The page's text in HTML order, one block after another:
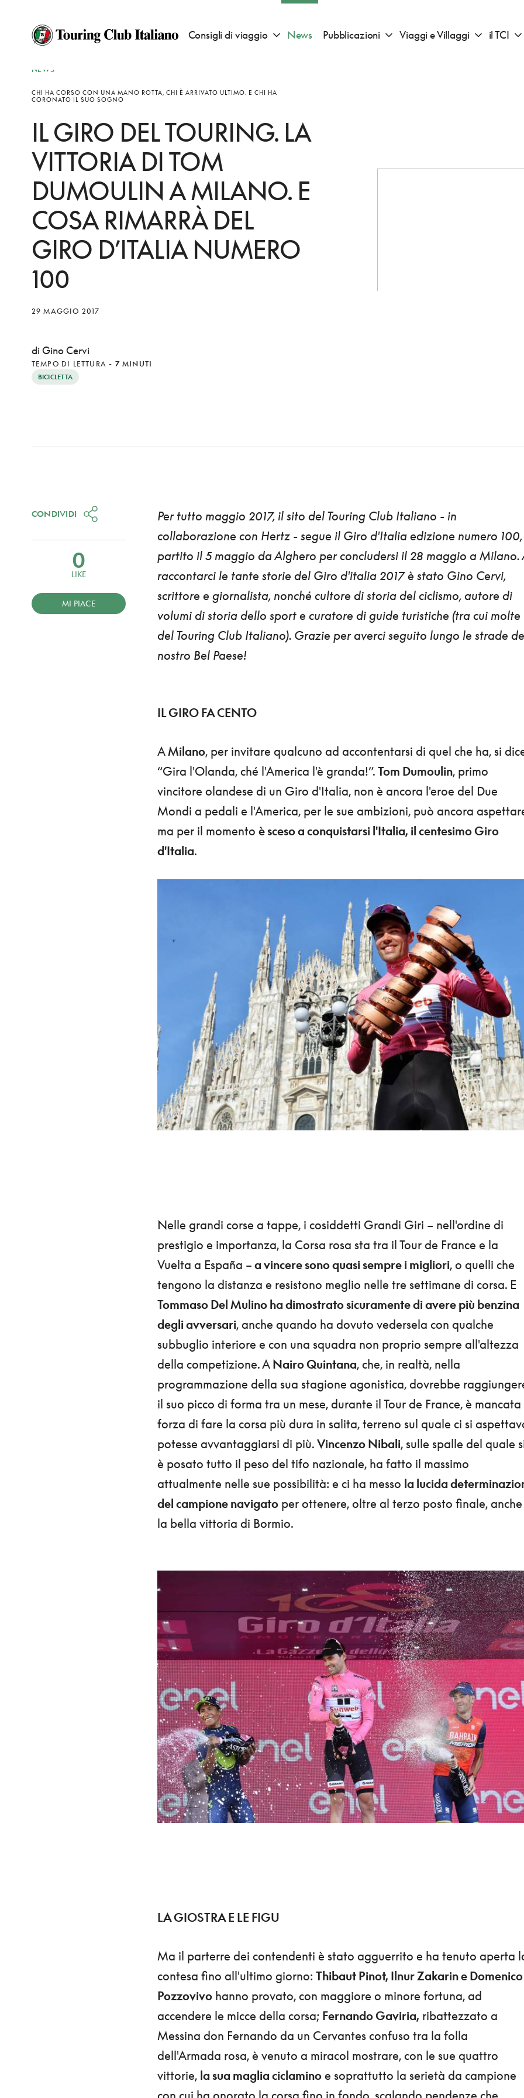
Consigli di viaggio Apri sotto menu "Consigli di viaggio"
News Pubblicazioni Apri sotto menu "Pubblicazioni"
Viaggi e Villaggi Apri sotto
il TCI
NEWS
CHI HA CORSO CON UNA MANO ROTTA, CHI È ARRIVATO ULTIMO. E CHI HA
CORONATO IL SUO SOGNO
IL GIRO DEL TOURING. LA
VITTORIA DI TOM
DUMOULIN A MILANO. E
COSA RIMARRÀ DEL
GIRO D’ITALIA NUMERO
100
29 MAGGIO 2017
di Gino Cervi
TEMPO DI LETTURA - 7 MINUTI
BICICLETTA
Per tutto maggio 2017, il sito del Touring Club Italiano - in
collaborazione con Hertz- segue il Giro d'Italia edizione numero 100,
partito il 5 maggio da Alghero per concludersi il 28 maggio a Milano.
raccontarci le tante storie del Giro d'italia 2017 è stato Gino Cervi,
scrittore e giornalista, nonché cultore di storia del ciclismo, autore di
volumi di storia dello sport e curatore di guide turistiche (tra cui molte
del Touring Club Italiano). Grazie per averci seguito lungo le strade
nostro Bel Paese!
IL GIRO FA CENTO
AMilano, per invitare qualcuno ad accontentarsi di quel che ha, si
“Gira l'Olanda, ché l'America l'è granda!”. Tom Dumoulin, primo
vincitore olandese di un Giro d'Italia, non è ancora l'eroe del Due
Mondi a pedali e l'America, per le sue ambizioni, può ancora
ma per il momento è sceso a conquistarsi l'Italia, il centesimo Giro
d'Italia.
Nelle grandi corse a tappe, i cosiddetti Grandi Giri – nell'ordine di
prestigio e importanza, la Corsa rosa sta tra il Tour de France e la
Vuelta a España – a vincere sono quasi sempre i migliori, o quelli che
tengono la distanza e resistono meglio nelle tre settimane di corsa. E
Tommaso Del Mulino ha dimostrato sicuramente di avere più benzina
degli avversari, anche quando ha dovuto vedersela con qualche
subbuglio interiore e con una squadra non proprio sempre all'altezza
della competizione. A Nairo Quintana, che, in realtà, nella
programmazione della sua stagione agonistica, dovrebbe
il suo picco di forma tra un mese, durante il Tour de France, è
forza di fare la corsa più dura in salita, terreno sul quale ci si
potesse avvantaggiarsi di più. Vincenzo Nibali, sulle spalle del quale
è posato tutto il peso del tifo nazionale, ha fatto il massimo
attualmente nelle sue possibilità: e ci ha messo la lucida
del campione navigatoper ottenere, oltre al terzo posto finale, anche
la bella vittoria di Bormio.
LA GIOSTRA E LE FIGU
Ma il parterre dei contendenti è stato agguerrito e ha tenuto aperta
contesa fino all'ultimo giorno: Thibaut Pinot, Ilnur Zakarin e Domenico
Pozzovivohanno provato, con maggiore o minore fortuna, ad
accendere le micce della corsa; Fernando Gaviria, ribattezzato a
Messina don Fernando da un Cervantes confuso tra la folla
dell'Armada rosa, è venuto a miracol mostrare, con le sue quattro
vittorie, la sua maglia ciclaminoe soprattutto la serietà da campione
con cui ha onorato la corsa fino in fondo, scalando pendenze che
CONDIVIDI
0
LIKE
MI PIACE